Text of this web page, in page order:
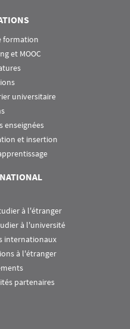
formation
et MOOC
universitaire
enseignées
et insertion
à l'étranger
à l'université
internationaux
à l'étranger
partenaires